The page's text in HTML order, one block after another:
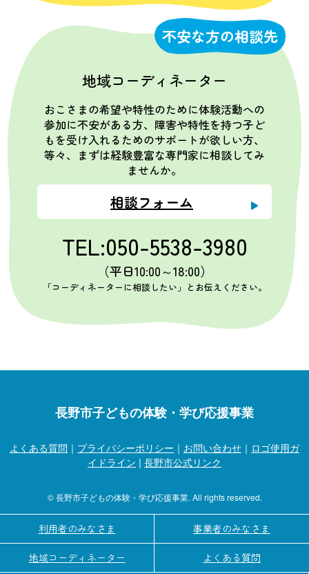
不安な方の相談先
地域コーディネーター
おこさまの希望や特性のために体験活動への
参加に不安がある方、障害や特性を持つ子ど
もを受け入れるためのサポートが欲しい方、
等々、まずは経験豊富な専門家に相談してみ
ませんか。
相談フォーム
TEL:050-5538-3980
（平日10:00～18:00）
「コーディネーターに相談したい」とお伝えください。
長野市子どもの体験・学び応援事業
よくある質問 ｜ プライバシーポリシー ｜ お問い合わせ ｜ ロゴ使用ガ
イドライン | 長野市公式リンク
© 長野市子どもの体験・学び応援事業. All rights reserved.
利用者のみなさま 事業者のみなさま
地域コーディネーター よくある質問